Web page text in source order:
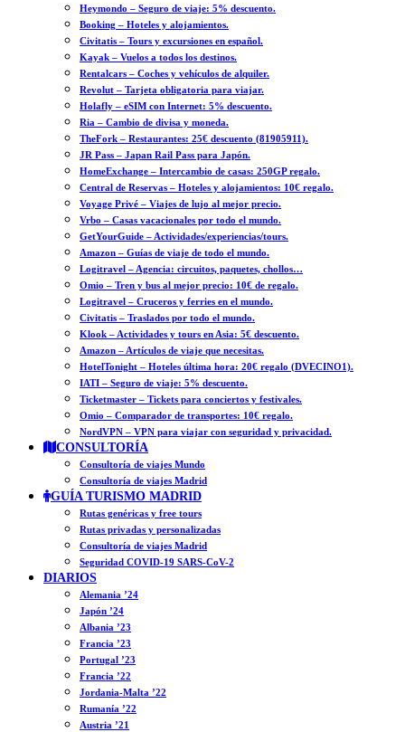
Heymondo – Seguro de viaje: 5% descuento.
Booking – Hoteles y alojamientos.
Civitatis – Tours y excursiones en español.
Kayak – Vuelos a todos los destinos.
Rentalcars – Coches y vehículos de alquiler.
Revolut – Tarjeta obligatoria para viajar.
Holafly – eSIM con Internet: 5% descuento.
Ria – Cambio de divisa y moneda.
TheFork – Restaurantes: 25€ descuento (81905911).
JR Pass – Japan Rail Pass para Japón.
HomeExchange – Intercambio de casas: 250GP regalo.
Central de Reservas – Hoteles y alojamientos: 10€ regalo.
Voyage Privé – Viajes de lujo al mejor precio.
Vrbo – Casas vacacionales por todo el mundo.
GetYourGuide – Actividades/experiencias/tours.
Amazon – Guías de viaje de todo el mundo.
Logitravel – Agencia: circuitos, paquetes, chollos…
Omio – Tren y bus al mejor precio: 10€ de regalo.
Logitravel – Cruceros y ferries en el mundo.
Civitatis – Traslados por todo el mundo.
Klook – Actividades y tours en Asia: 5€ descuento.
Amazon – Artículos de viaje que necesitas.
HotelTonight – Hoteles última hora: 20€ regalo (DVECINO1).
IATI – Seguro de viaje: 5% descuento.
Ticketmaster – Tickets para conciertos y festivales.
Omio – Comparador de transportes: 10€ regalo.
NordVPN – VPN para viajar con seguridad y privacidad.
CONSULTORÍA
Consultoría de viajes Mundo
Consultoría de viajes Madrid
GUÍA TURISMO MADRID
Rutas genéricas y free tours
Rutas privadas y personalizadas
Consultoría de viajes Madrid
Seguridad COVID-19 SARS-CoV-2
DIARIOS
Alemania ’24
Japón ’24
Albania ’23
Francia ’23
Portugal ’23
Francia ’22
Jordania-Malta ’22
Rumanía ’22
Austria ’21